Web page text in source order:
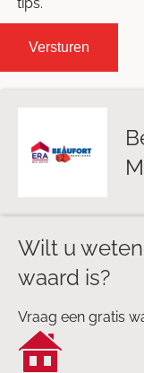
Wilt u
waard is?
Vraag een gratis